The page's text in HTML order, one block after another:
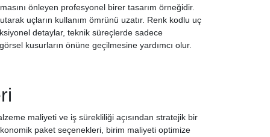
önleyen profesyonel birer tasarım örneğidir.
uçların kullanım ömrünü uzatır. Renk kodlu uç
detaylar, teknik süreçlerde sadece
kusurların önüne geçilmesine yardımcı olur.
maliyeti ve iş sürekliliği açısından stratejik bir
paket seçenekleri, birim maliyeti optimize